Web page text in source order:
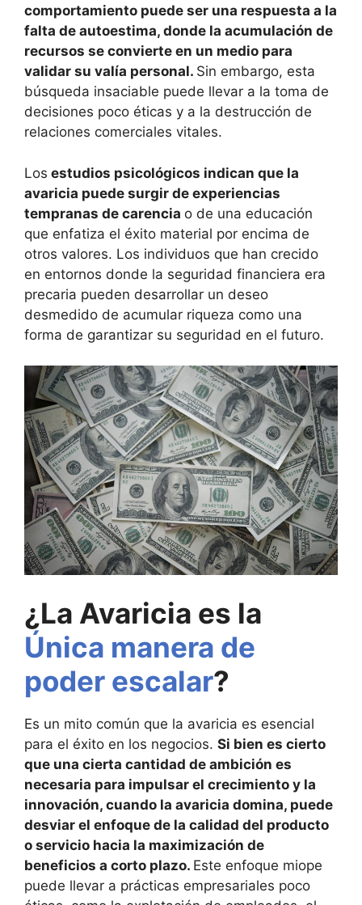
comportamiento puede ser una respuesta a la
falta de autoestima, donde la acumulación de
recursos se convierte en un medio para
validar su valía personal. Sin embargo, esta
búsqueda insaciable puede llevar a la toma de
decisiones poco éticas y a la destrucción de
relaciones comerciales vitales.
Los estudios psicológicos indican que la
avaricia puede surgir de experiencias
tempranas de carencia o de una educación
que enfatiza el éxito material por encima de
otros valores. Los individuos que han crecido
en entornos donde la seguridad financiera era
precaria pueden desarrollar un deseo
desmedido de acumular riqueza como una
forma de garantizar su seguridad en el futuro​​.
¿La Avaricia es la
Única manera de
poder escalar?
Es un mito común que la avaricia es esencial
para el éxito en los negocios. Si bien es cierto
que una cierta cantidad de ambición es
necesaria para impulsar el crecimiento y la
innovación, cuando la avaricia domina, puede
desviar el enfoque de la calidad del producto
o servicio hacia la maximización de
beneficios a corto plazo. Este enfoque miope
puede llevar a prácticas empresariales poco